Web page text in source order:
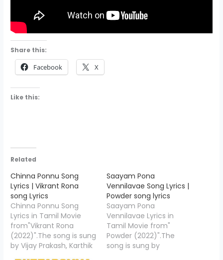
Share this:
Facebook X
Like this:
Related
Chinna Ponnu Song
Lyrics | Vikrant Rona
song Lyrics
Chinna Ponnu Song
Lyrics in Tamil Movie
from"Vikrant Rona
(2022)".The song is sung
by Vijay Prakash, Karthik
Saayam Pona
Vennilavae Song Lyrics |
Powder song lyrics
Saayam Pona
Vennilavae Lyrics in
Tamil Movie from"
Powder (2022)".The
song is sung by